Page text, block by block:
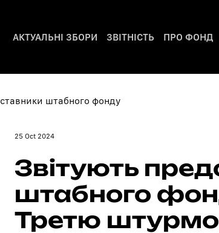
АКТУАЛЬНІ ЗБОРИ ЗВІТНІСТЬ ПРО ФОНД
25 Oct 2024
Звітують
штабного
Третю